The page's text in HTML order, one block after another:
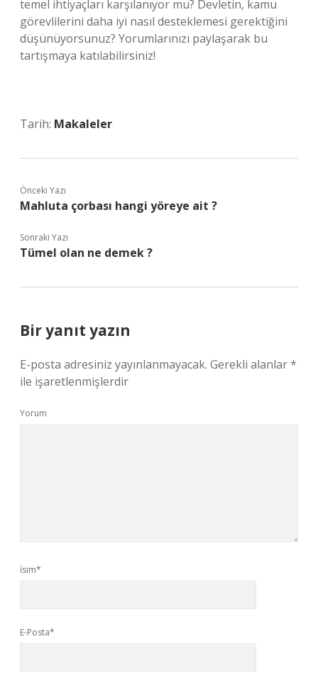
temel ihtiyaçları karşılanıyor mu? Devletin, kamu
görevlilerini daha iyi nasıl desteklemesi gerektiğini
düşünüyorsunuz? Yorumlarınızı paylaşarak bu
tartışmaya katılabilirsiniz!
Tarih: Makaleler
Önceki Yazı
Mahluta çorbası hangi yöreye ait ?
Sonraki Yazı
Tümel olan ne demek ?
Bir yanıt yazın
E-posta adresiniz yayınlanmayacak. Gerekli alanlar*
ile işaretlenmişlerdir
Yorum
İsim*
E-Posta*